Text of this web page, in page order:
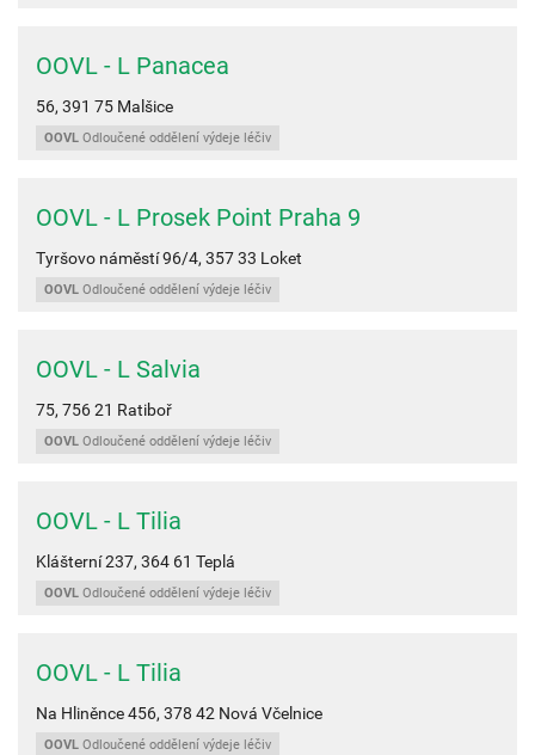
OOVL - L Panacea
56, 391 75 Malšice
OOVL Odloučené oddělení výdeje léčiv
OOVL - L Prosek Point Praha 9
Tyršovo náměstí 96/4, 357 33 Loket
OOVL Odloučené oddělení výdeje léčiv
OOVL - L Salvia
75, 756 21 Ratiboř
OOVL Odloučené oddělení výdeje léčiv
OOVL - L Tilia
Klášterní 237, 364 61 Teplá
OOVL Odloučené oddělení výdeje léčiv
OOVL - L Tilia
Na Hliněnce 456, 378 42 Nová Včelnice
OOVL Odloučené oddělení výdeje léčiv